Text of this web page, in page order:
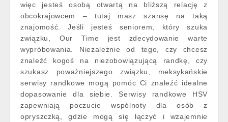
więc jesteś osobą otwartą na bliższą relację z
obcokrajowcem – tutaj masz szansę na taką
znajomość. Jeśli jesteś seniorem, który szuka
związku, Our Time jest zdecydowanie warte
wypróbowania. Niezależnie od tego, czy chcesz
znaleźć kogoś na niezobowiązującą randkę, czy
szukasz poważniejszego związku, meksykańskie
serwisy randkowe mogą pomóc Ci znaleźć idealne
dopasowanie dla siebie. Serwisy randkowe HSV
zapewniają poczucie wspólnoty dla osób z
opryszczką, gdzie mogą się łączyć i wzajemnie